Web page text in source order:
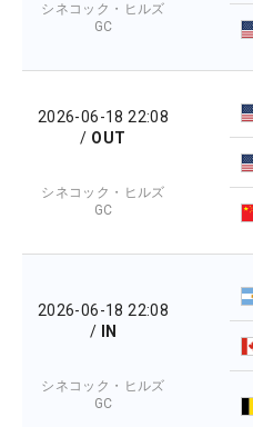
シネコック・ヒルズ
GC
2026-06-18 22:08
/ OUT
シネコック・ヒルズ
GC
2026-06-18 22:08
/
IN
シネコック・ヒルズ
GC